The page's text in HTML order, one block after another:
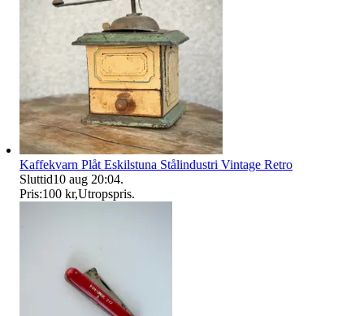
Kaffekvarn Plåt Eskilstuna Stålindustri Vintage Retro
Sluttid10 aug 20:04.
Pris:100 kr,Utropspris.